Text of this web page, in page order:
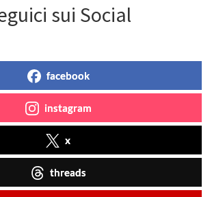
sui Social
facebook
instagram
x
threads